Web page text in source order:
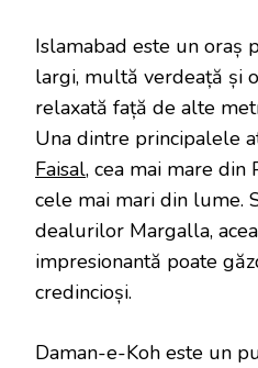
Islamabad este un oraș
largi, multă verdeață și
relaxată față de alte
Una dintre principalele
Faisal, cea mai mare din
cele mai mari din lume.
dealurilor Margalla,
impresionantă poate
credincioși.
Daman-e-Koh este un